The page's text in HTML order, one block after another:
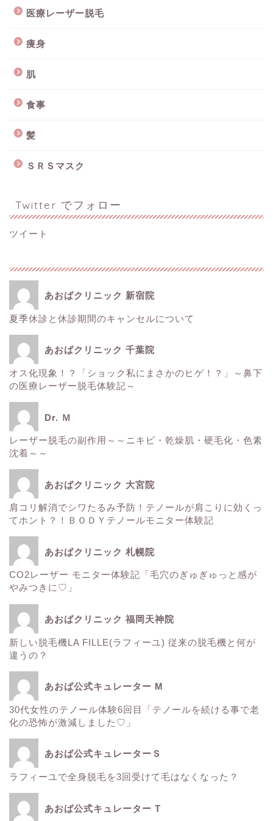
医療レーザー脱毛
痩身
肌
食事
髪
ＳＲＳマスク
Twitter でフォロー
ツイート
あおばクリニック 新宿院
夏季休診と休診期間のキャンセルについて
あおばクリニック 千葉院
オス化現象！？「ショック私にまさかのヒゲ！？」～鼻下
の医療レーザー脱毛体験記～
Dr. Ｍ
レーザー脱毛の副作用～～ニキビ・乾燥肌・硬毛化・色素
沈着～～
あおばクリニック 大宮院
肩コリ解消でシワたるみ予防！テノールが肩こりに効くっ
てホント？！ＢＯＤＹテノールモニター体験記
あおばクリニック 札幌院
CO2レーザー モニター体験記「毛穴のぎゅぎゅっと感が
やみつきに♡」
あおばクリニック 福岡天神院
新しい脱毛機LA FILLE(ラフィーユ) 従来の脱毛機と何が
違うの？
あおば公式キュレーター M
30代女性のテノール体験6回目「テノールを続ける事で老
化の恐怖が激減しました♡」
あおば公式キュレーターＳ
ラフィーユで全身脱毛を3回受けて毛はなくなった？
あおば公式キュレーター T
■美容情報■
健康
肌
ウルトラアクセント
サーマクール
レーザートーニング
ＳＲＳマスク